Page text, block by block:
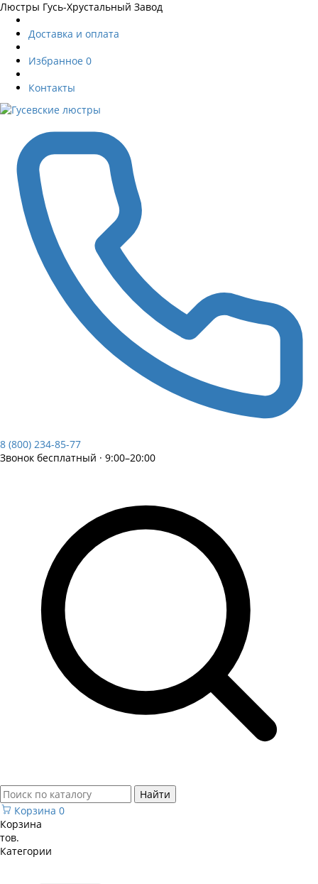
Люстры Гусь-Хрустальный Завод
Доставка и оплата
Избранное 0
Контакты
8 (800) 234-85-77
Звонок бесплатный · 9:00–20:00
Найти
Корзина 0
Корзина
тов.
Категории